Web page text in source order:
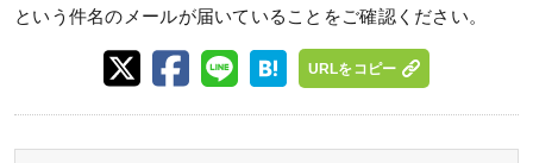
という件名のメールが届いていることをご確認ください。
URLをコピー